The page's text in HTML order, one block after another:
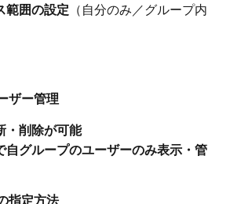
範囲の設定 （自分のみ／グループ内
ザー管理
・削除が可能
自グループのユーザーのみ表示・管
指定方法